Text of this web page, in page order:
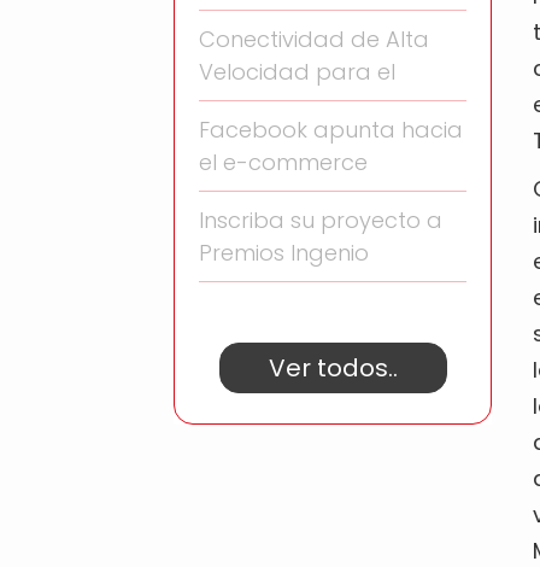
Conectividad de Alta
Velocidad para el
Facebook apunta hacia
el e-commerce
Inscriba su proyecto a
Premios Ingenio
Ver todos..